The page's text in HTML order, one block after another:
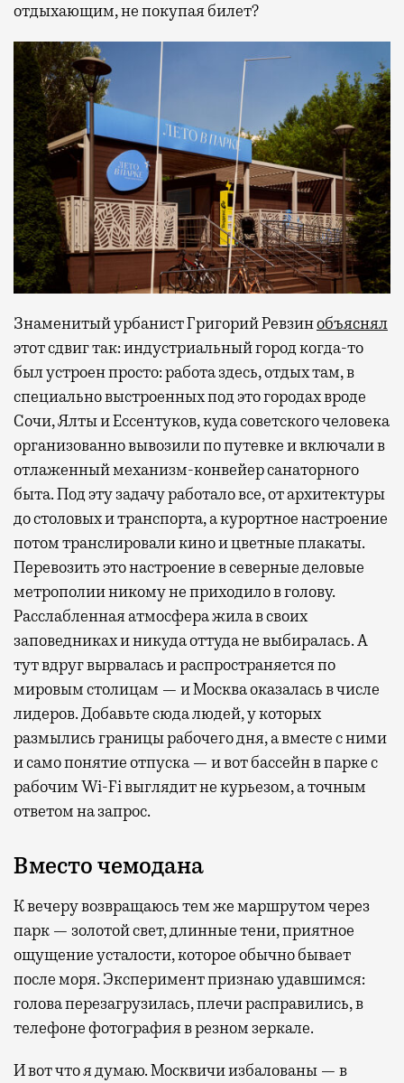
отдыхающим, не покупая билет?
Знаменитый урбанист Григорий Ревзинобъяснял
этот сдвиг так: индустриальный город когда-то
был устроен просто: работа здесь, отдых там, в
специально выстроенных под это городах вроде
Сочи, Ялты и Ессентуков, куда советского человека
организованно вывозили по путевке и включали в
отлаженный механизм-конвейер санаторного
быта. Под эту задачу работало все, от архитектуры
до столовых и транспорта, а курортное настроение
потом транслировали кино и цветные плакаты.
Перевозить это настроение в северные деловые
метрополии никому не приходило в голову.
Расслабленная атмосфера жила в своих
заповедниках и никуда оттуда не выбиралась. А
тут вдруг вырвалась и распространяется по
мировым столицам — и Москва оказалась в числе
лидеров. Добавьте сюда людей, у которых
размылись границы рабочего дня, а вместе с ними
и само понятие отпуска — и вот бассейн в парке с
рабочим Wi-Fi выглядит не курьезом, а точным
ответом на запрос.
Вместо чемодана
К вечеру возвращаюсь тем же маршрутом через
парк — золотой свет, длинные тени, приятное
ощущение усталости, которое обычно бывает
после моря. Эксперимент признаю удавшимся:
голова перезагрузилась, плечи расправились, в
телефоне фотография в резном зеркале.
И вот что я думаю. Москвичи избалованы — в